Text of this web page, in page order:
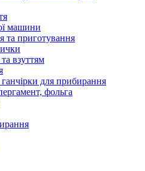
машини
та приготування
взуттям
для прибирання
фольга